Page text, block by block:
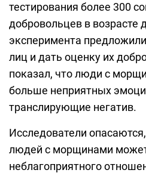
тестирования более 300
добровольцев в возрасте
эксперимента
лиц и дать оценку их
показал, что люди с
больше неприятных
транслирующие негатив.
Исследователи
людей с морщинами
неблагоприятного